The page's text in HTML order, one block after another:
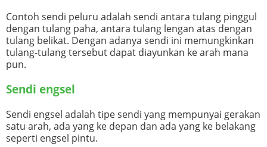
Contoh sendi peluru adalah sendi antara tulang pinggul
dengan tulang paha, antara tulang lengan atas dengan
tulang belikat. Dengan adanya sendi ini memungkinkan
tulang-tulang tersebut dapat diayunkan ke arah mana
pun.
Sendi engsel
Sendi engsel adalah tipe sendi yang mempunyai gerakan
satu arah, ada yang ke depan dan ada yang ke belakang
seperti engsel pintu.